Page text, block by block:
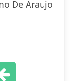
De Araujo